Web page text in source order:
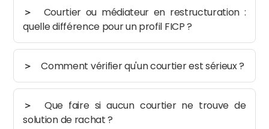
Courtier ou médiateur en restructuration :
quelle différence pour un profil FICP ?
Comment vérifier qu'un courtier est sérieux ?
Que faire si aucun courtier ne trouve de
solution de rachat ?